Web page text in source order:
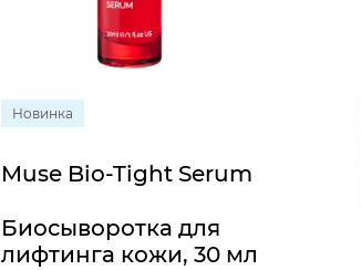
Новинка
Muse Bio-Tight Serum
Биосыворотка для
лифтинга кожи, 30 мл